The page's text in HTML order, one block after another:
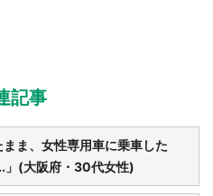
記事
ま、女性専用車に乗車した
」(大阪府・30代女性)